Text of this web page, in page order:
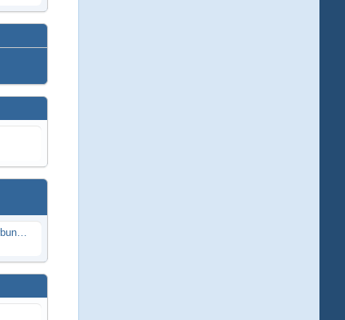
Die Modellbauer - Das Duell | Bewerbung für neue Staffel bei DMAX *Werbung*